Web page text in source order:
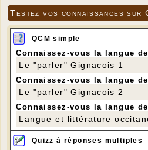
Testez vos connaissances sur
QCM simple
Connaissez-vous la langue
Le "parler" Gignacois 1
Connaissez-vous la langue
Le "parler" Gignacois 2
Connaissez-vous la langue
Langue et littérature
Quizz à réponses multiples